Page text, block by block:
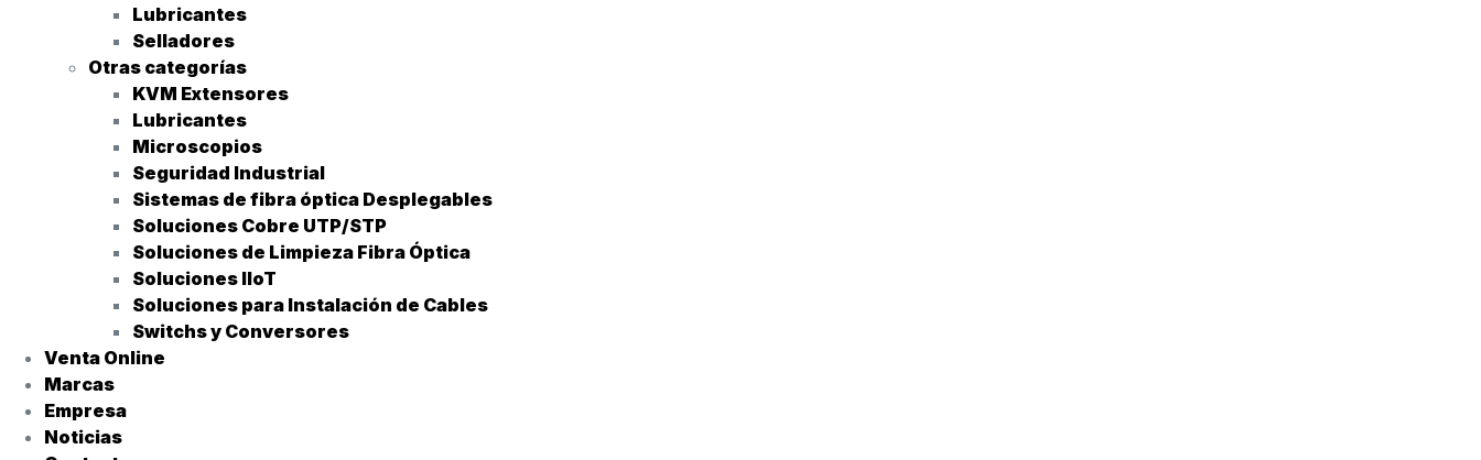
Lubricantes
Selladores
Otras categorías
KVM Extensores
Lubricantes
Microscopios
Seguridad Industrial
Sistemas de fibra óptica Desplegables
Soluciones Cobre UTP/STP
Soluciones de Limpieza Fibra Óptica
Soluciones IIoT
Soluciones para Instalación de Cables
Switchs y Conversores
Venta Online
Marcas
Empresa
Noticias